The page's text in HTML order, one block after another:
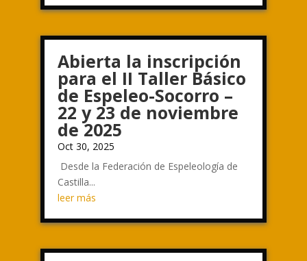
Abierta la inscripción
para el II Taller Básico
de Espeleo-Socorro –
22 y 23 de noviembre
de 2025
Oct 30, 2025
Desde la Federación de Espeleología de
Castilla...
leer más